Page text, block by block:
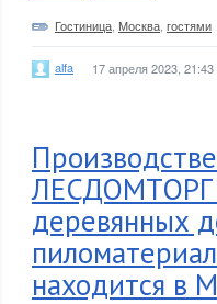
Гостиница Москва гостями
alfa 17 апреля 2023, 21:43
ЛЕСДОМТОРГ
деревянных
находится в